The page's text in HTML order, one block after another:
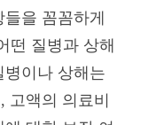
을 꼼꼼하게
떤 질병과 상해
이나 상해는
고액의 의료비